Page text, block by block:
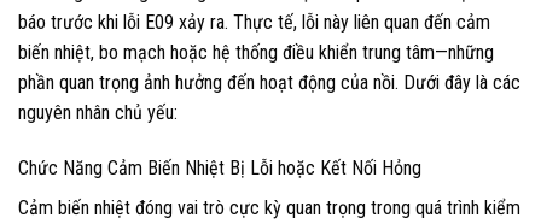
báo trước khi lỗi E09 xảy ra. Thực tế, lỗi này liên quan đến cảm
biến nhiệt, bo mạch hoặc hệ thống điều khiển trung tâm—những
phần quan trọng ảnh hưởng đến hoạt động của nồi. Dưới đây là các
nguyên nhân chủ yếu:
Chức Năng Cảm Biến Nhiệt Bị Lỗi hoặc Kết Nối Hỏng
Cảm biến nhiệt đóng vai trò cực kỳ quan trọng trong quá trình kiểm